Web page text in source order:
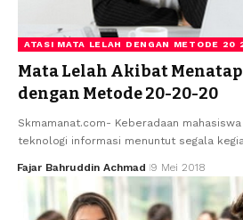
ATASI MATA LELAH DENGAN METODE 20
Mata Lelah Akibat
dengan Metode 20-20-20
Skmamanat.com- Keberadaan
teknologi informasi menuntut segala
Fajar Bahruddin Achmad 9 Mei 2018